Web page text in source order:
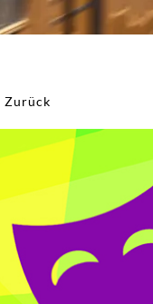
Zurück